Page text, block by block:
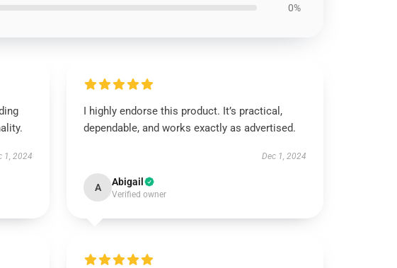
0%
1, 2024
I highly endorse this product. It’s practical,
dependable, and works exactly as advertised.
Dec 1, 2024
A Abigail
Verified owner